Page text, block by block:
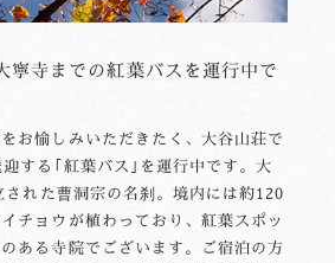
寧寺までの紅葉バスを運行中で
お愉しみいただきたく、大谷山荘で
する｢紅葉バス｣を運行中です。大
れた曹洞宗の名刹。境内には約120
チョウが植わっており、紅葉スポッ
ある寺院でございます。ご宿泊の方